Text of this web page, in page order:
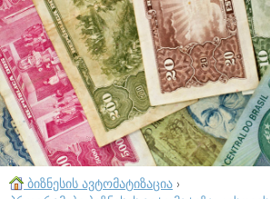
ბიზნესის ავტომატიზაცია ›